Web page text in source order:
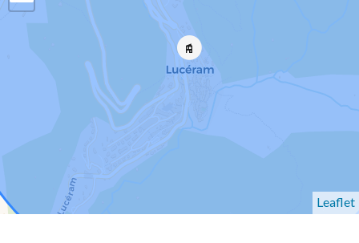
Leaflet